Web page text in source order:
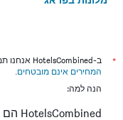
מלונות בניו יורק
מלונות בבנגקוק
*
ב-HotelsCombined אנחנו תמיד מנסים לקבל ולהציג תמחור מדויק, עם זאת,
המחירים אינם מובטחים.
הנה למה:
HotelsCombined הם לא המוכר